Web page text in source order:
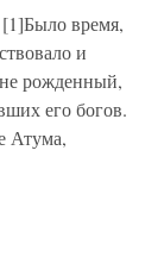
время,
и
рожденный,
его богов.
Атума,